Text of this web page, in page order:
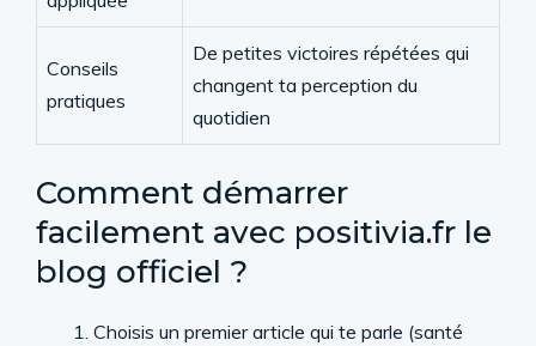
Conseils
pratiques
De petites victoires répétées qui
changent ta perception du
quotidien
Comment démarrer
facilement avec positivia.fr le
blog officiel ?
Choisis un premier article qui te parle (santé